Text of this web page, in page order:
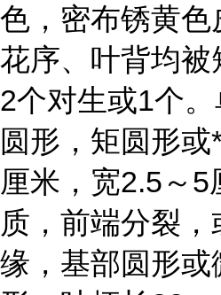
色，密布锈黄色
花序、叶背均被
2个对生或1个
圆形，矩圆形
厘米，宽2.5～5
质，前端分裂
缘，基部圆形或